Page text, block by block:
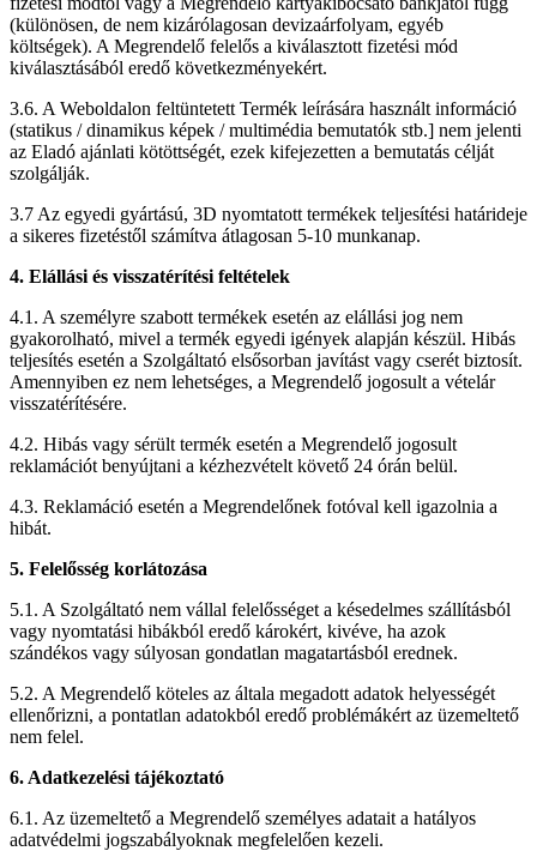
(különösen, de nem kizárólagosan devizaárfolyam, egyéb
költségek). A Megrendelő felelős a kiválasztott fizetési mód
kiválasztásából eredő következményekért.
3.6. A Weboldalon feltüntetett Termék leírására használt információ
(statikus / dinamikus képek / multimédia bemutatók stb.] nem jelenti
az Eladó ajánlati kötöttségét, ezek kifejezetten a bemutatás célját
szolgálják.
3.7 Az egyedi gyártású, 3D nyomtatott termékek teljesítési határideje
a sikeres fizetéstől számítva átlagosan 5-10 munkanap.
4. Elállási és visszatérítési feltételek
4.1. A személyre szabott termékek esetén az elállási jog nem
gyakorolható, mivel a termék egyedi igények alapján készül. Hibás
teljesítés esetén a Szolgáltató elsősorban javítást vagy cserét biztosít.
Amennyiben ez nem lehetséges, a Megrendelő jogosult a vételár
visszatérítésére.
4.2. Hibás vagy sérült termék esetén a Megrendelő jogosult
reklamációt benyújtani a kézhezvételt követő 24 órán belül.
4.3. Reklamáció esetén a Megrendelőnek fotóval kell igazolnia a
hibát.
5. Felelősség korlátozása
5.1. A Szolgáltató nem vállal felelősséget a késedelmes szállításból
vagy nyomtatási hibákból eredő károkért, kivéve, ha azok
szándékos vagy súlyosan gondatlan magatartásból erednek.
5.2. A Megrendelő köteles az általa megadott adatok helyességét
ellenőrizni, a pontatlan adatokból eredő problémákért az üzemeltető
nem felel.
6. Adatkezelési tájékoztató
6.1. Az üzemeltető a Megrendelő személyes adatait a hatályos
adatvédelmi jogszabályoknak megfelelően kezeli.